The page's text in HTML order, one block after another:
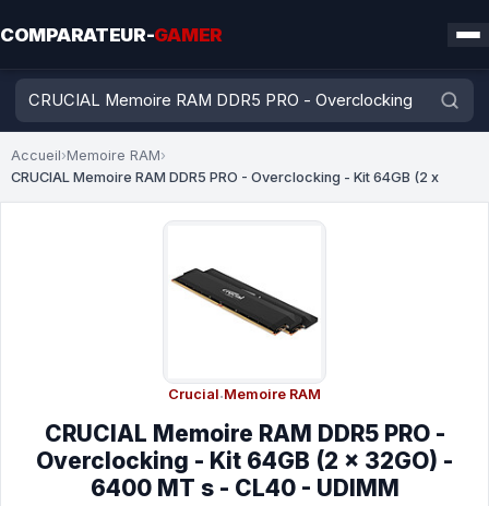
COMPARATEUR-GAMER
Accueil›Memoire RAM›
CRUCIAL Memoire RAM DDR5 PRO - Overclocking - Kit 64GB (2 x
Crucial·Memoire RAM
CRUCIAL Memoire RAM DDR5 PRO -
Overclocking - Kit 64GB (2 x 32GO) -
6400 MT s - CL40 - UDIMM